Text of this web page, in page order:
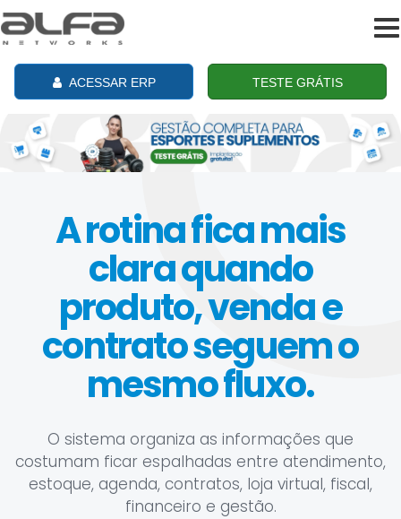
ACESSAR ERP TESTE GRÁTIS
A rotina fica mais
clara quando
produto, venda e
contrato seguem o
mesmo fluxo.
O sistema organiza as informações que
costumam ficar espalhadas entre atendimento,
estoque, agenda, contratos, loja virtual, fiscal,
financeiro e gestão.